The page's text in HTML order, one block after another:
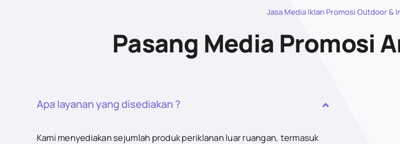
Jasa Media Iklan Promosi Outdoor &
Pasang Media Promosi
Apa layanan yang disediakan ?
Kami menyediakan sejumlah produk periklanan luar ruangan, termasuk